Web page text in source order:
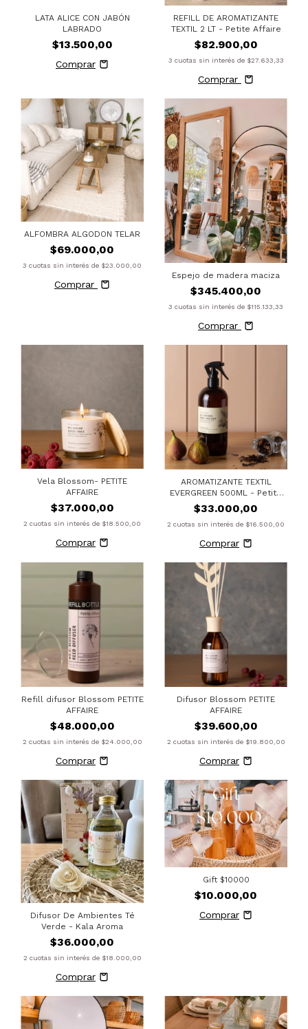
LATA ALICE CON JABÓN
LABRADO
$13.500,00
REFILL DE AROMATIZANTE
TEXTIL 2 LT - Petite Affaire
$82.900,00
3 cuotas sin interés de $27.633,33
Comprar
ALFOMBRA ALGODON TELAR
$69.000,00
3 cuotas sin interés de $23.000,00
Comprar
Espejo de madera maciza
$345.400,00
3 cuotas sin interés de $115.133,33
Comprar
Vela Blossom- PETITE
AFFAIRE
$37.000,00
2 cuotas sin interés de $18.500,00
AROMATIZANTE TEXTIL
EVERGREEN 500ML - Petite
Affaire
$33.000,00
2 cuotas sin interés de $16.500,00
Refill difusor Blossom PETITE
AFFAIRE
$48.000,00
2 cuotas sin interés de $24.000,00
Difusor Blossom PETITE
AFFAIRE
$39.600,00
2 cuotas sin interés de $19.800,00
Difusor De Ambientes Té
Verde - Kala Aroma
$36.000,00
2 cuotas sin interés de $18.000,00
Gift $10000
$10.000,00